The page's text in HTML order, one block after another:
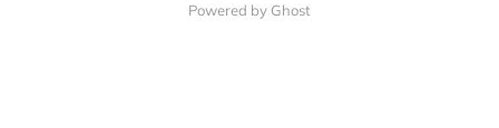
Powered by Ghost